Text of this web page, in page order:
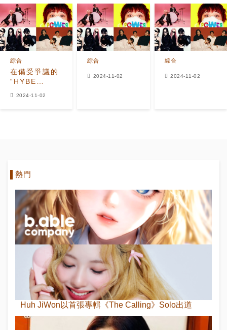
Countdown」
春季節日表演
驚艷
在備受爭議的
“HYBE
Industry
了Melon的
TOP100榜
單。
綜合
2024-11-02
綜合
2024-11-02
綜合
2024-11-02
熱門
Huh JiWon以首張專輯《The Calling》Solo出道